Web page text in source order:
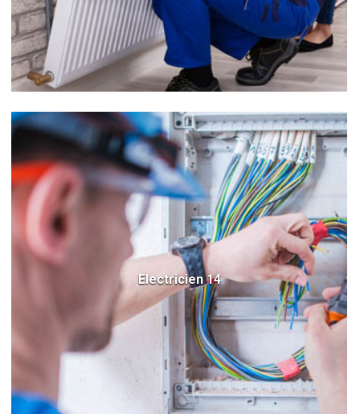
Electricien 14